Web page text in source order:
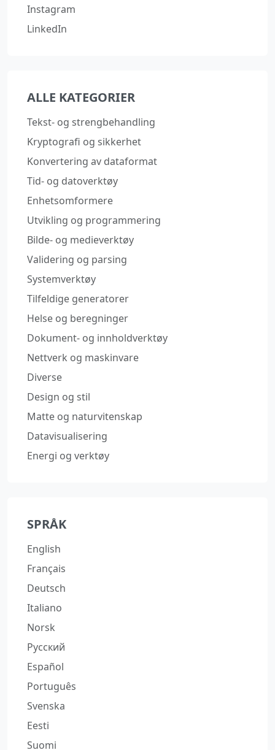
Instagram
LinkedIn
ALLE KATEGORIER
Tekst- og strengbehandling
Kryptografi og sikkerhet
Konvertering av dataformat
Tid- og datoverktøy
Enhetsomformere
Utvikling og programmering
Bilde- og medieverktøy
Validering og parsing
Systemverktøy
Tilfeldige generatorer
Helse og beregninger
Dokument- og innholdverktøy
Nettverk og maskinvare
Diverse
Design og stil
Matte og naturvitenskap
Datavisualisering
Energi og verktøy
SPRÅK
English
Français
Deutsch
Italiano
Norsk
Русский
Español
Português
Svenska
Eesti
Suomi